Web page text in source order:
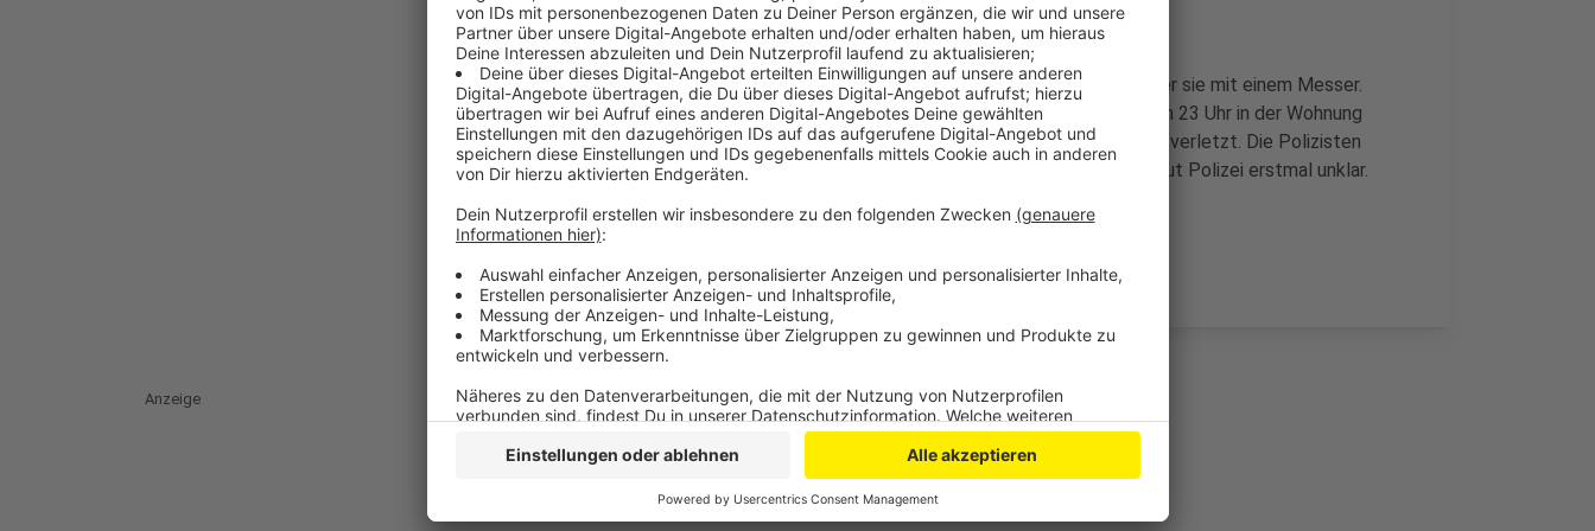
Als die Polizisten mit ihm Kontakt aufnehmen wollten, bedrohte er sie mit einem Messer.
Daher wurde eine Spezialeinheit dazugerufen, die den Mann gegen 23 Uhr in der Wohnung
festnahm. Er hatte sich wohl mit dem Messer selbst an der Hand verletzt. Die Polizisten
blieben unverletzt. Was den Mann zu der Tat bewegt hat, blieb laut Polizei erstmal unklar.
Anzeige
Anzeige